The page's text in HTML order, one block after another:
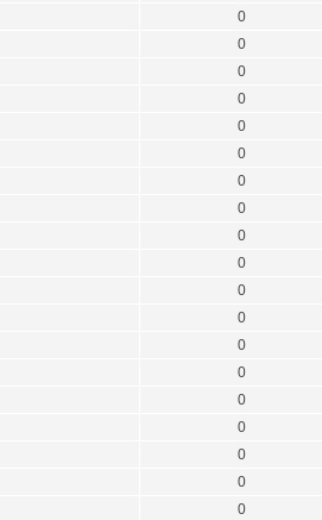
0
0
0
0
0
0
0
0
0
0
0
0
0
0
0
0
0
0
0